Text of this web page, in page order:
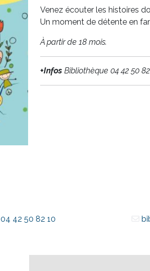
Venez écouter les histoires
Un moment de détente en
À partir de 18 mois.
+InfosBibliothèque 04 42 50 82
04 42 50 82 10